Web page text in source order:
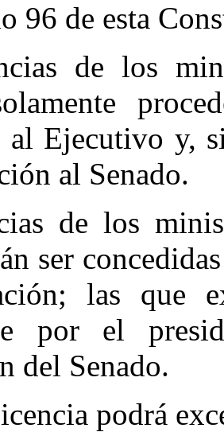
96 de esta
de los
al Ejecutivo y,
al Senado.
de los
ser
las que
por el
del Senado.
podrá